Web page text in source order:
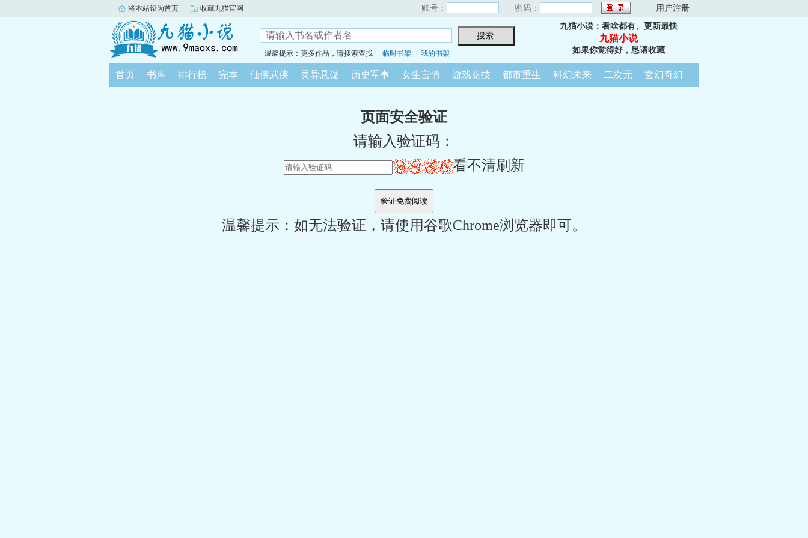
将本站设为首页 收藏九猫官网 账号： 密码： 用户注册
温馨提示：更多作品，请搜索查找 临时书架 我的书架
九猫小说：看啥都有、更新最快
九猫小说
如果你觉得好，恳请收藏
首页 书库 排行榜 完本 仙侠武侠 灵异悬疑 历史军事 女生言情 游戏竞技 都市重生 科幻未来 二次元 玄幻奇幻
页面安全验证
请输入验证码：
看不清刷新
温馨提示：如无法验证，请使用谷歌Chrome浏览器即可。